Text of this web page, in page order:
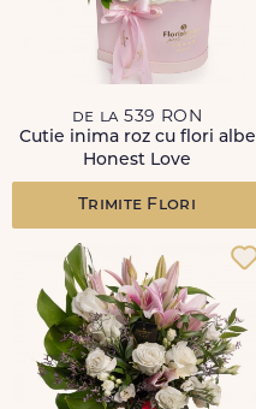
de la 539 RON
Cutie inima roz cu flori albe
Honest Love
Trimite Flori